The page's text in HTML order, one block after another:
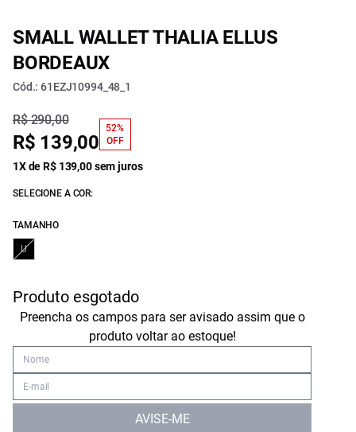
SMALL WALLET THALIA ELLUS
BORDEAUX
Cód.: 61EZJ10994_48_1
R$ 290,00
R$ 139,00
52%
OFF
1X de R$ 139,00 sem juros
SELECIONE A COR:
TAMANHO
U
Produto esgotado
Preencha os campos para ser avisado assim que o
produto voltar ao estoque!
AVISE-ME